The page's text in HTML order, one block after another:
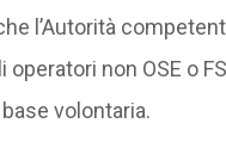
l’Autorità
non OSE o
volontaria.